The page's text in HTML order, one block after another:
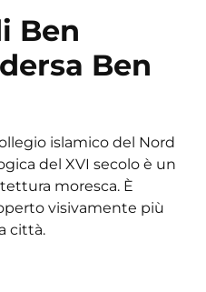
Ben
Ben
islamico del Nord
del XVI secolo è un
moresca. È
visivamente più
città.